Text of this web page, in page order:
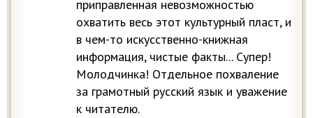
приправленная невозможностью
охватить весь этот культурный пласт, и
в чем-то искусственно-книжная
информация, чистые факты... Супер!
Молодчинка! Отдельное похваление
за грамотный русский язык и уважение
к читателю.